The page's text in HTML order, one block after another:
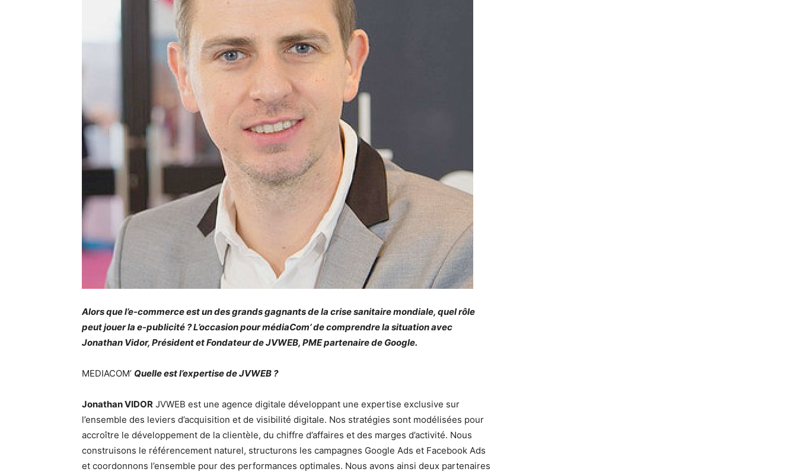
Alors que l’e-commerce est un des grands gagnants de la crise sanitaire mondiale, quel rôle
peut jouer la e-publicité ? L’occasion pour médiaCom’ de comprendre la situation avec
Jonathan Vidor, Président et Fondateur de JVWEB, PME partenaire de Google.
MEDIACOM’ Quelle est l’expertise de JVWEB ?
Jonathan VIDOR JVWEB est une agence digitale développant une expertise exclusive sur
l’ensemble des leviers d’acquisition et de visibilité digitale. Nos stratégies sont modélisées pour
accroître le développement de la clientèle, du chiffre d’affaires et des marges d’activité. Nous
construisons le référencement naturel, structurons les campagnes Google Ads et Facebook Ads
et coordonnons l’ensemble pour des performances optimales. Nous avons ainsi deux partenaires